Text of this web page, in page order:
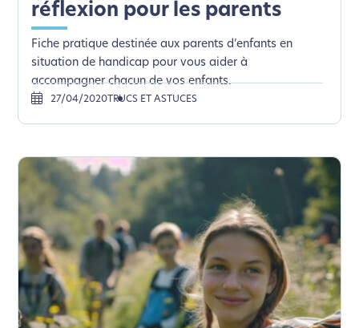
réflexion pour les parents
Fiche pratique destinée aux parents d’enfants en
situation de handicap pour vous aider à
accompagner chacun de vos enfants.
27/04/2020 TRUCS ET ASTUCES